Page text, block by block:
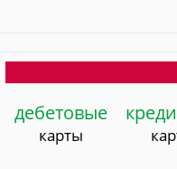
дебетовые
карты